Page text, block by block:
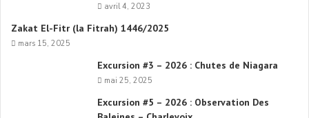
avril 4, 2023
Zakat El-Fitr (la Fitrah) 1446/2025
mars 15, 2025
Excursion #3 – 2026 : Chutes de Niagara
mai 25, 2025
Excursion #5 – 2026 : Observation Des